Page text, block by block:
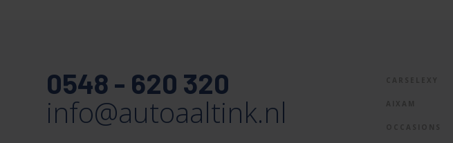
0548 - 620 320
info@autoaaltink.nl